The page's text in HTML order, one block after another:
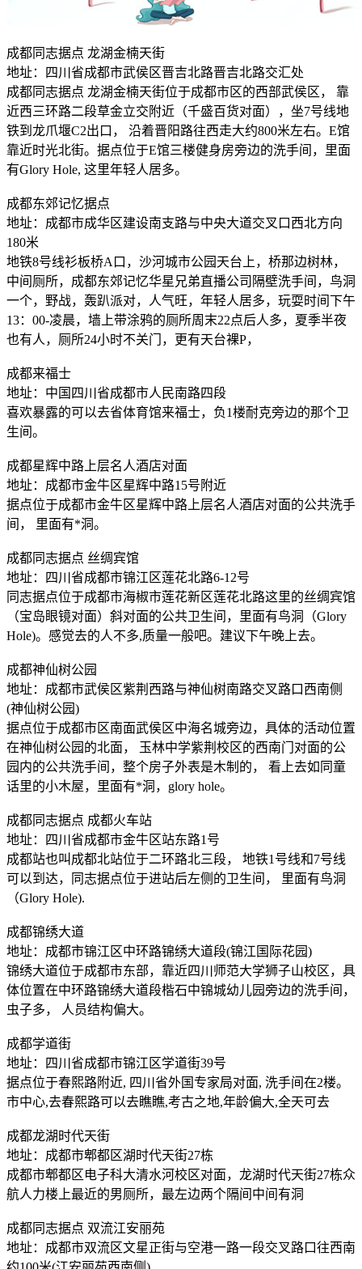
成都同志据点 龙湖金楠天街
地址：四川省成都市武侯区晋吉北路晋吉北路交汇处
成都同志据点 龙湖金楠天街位于成都市区的西部武侯区， 靠
近西三环路二段草金立交附近（千盛百货对面），坐7号线地
铁到龙爪堰C2出口， 沿着晋阳路往西走大约800米左右。E馆
靠近时光北街。据点位于E馆三楼健身房旁边的洗手间，里面
有Glory Hole, 这里年轻人居多。
成都东郊记忆据点
地址：成都市成华区建设南支路与中央大道交叉口西北方向
180米
地铁8号线衫板桥A口，沙河城市公园天台上，桥那边树林，
中间厕所，成都东郊记忆华星兄弟直播公司隔壁洗手间，鸟洞
一个，野战，轰趴派对，人气旺，年轻人居多，玩耍时间下午
13：00-凌晨，墙上带涂鸦的厕所周末22点后人多，夏季半夜
也有人，厕所24小时不关门，更有天台裸P，
成都来福士
地址：中国四川省成都市人民南路四段
喜欢暴露的可以去省体育馆来福士，负1楼耐克旁边的那个卫
生间。
成都星辉中路上层名人酒店对面
地址：成都市金牛区星辉中路15号附近
据点位于成都市金牛区星辉中路上层名人酒店对面的公共洗手
间， 里面有*洞。
成都同志据点 丝绸宾馆
地址：四川省成都市锦江区莲花北路6-12号
同志据点位于成都市海椒市莲花新区莲花北路这里的丝绸宾馆
（宝岛眼镜对面）斜对面的公共卫生间，里面有鸟洞（Glory
Hole)。感觉去的人不多,质量一般吧。建议下午晚上去。
成都神仙树公园
地址：成都市武侯区紫荆西路与神仙树南路交叉路口西南侧
(神仙树公园)
据点位于成都市区南面武侯区中海名城旁边，具体的活动位置
在神仙树公园的北面， 玉林中学紫荆校区的西南门对面的公
园内的公共洗手间，整个房子外表是木制的， 看上去如同童
话里的小木屋，里面有*洞，glory hole。
成都同志据点 成都火车站
地址：四川省成都市金牛区站东路1号
成都站也叫成都北站位于二环路北三段， 地铁1号线和7号线
可以到达，同志据点位于进站后左侧的卫生间， 里面有鸟洞
（Glory Hole).
成都锦绣大道
地址：成都市锦江区中环路锦绣大道段(锦江国际花园)
锦绣大道位于成都市东部，靠近四川师范大学狮子山校区，具
体位置在中环路锦绣大道段楷石中锦城幼儿园旁边的洗手间，
虫子多， 人员结构偏大。
成都学道街
地址：四川省成都市锦江区学道街39号
据点位于春熙路附近, 四川省外国专家局对面, 洗手间在2楼。
市中心,去春熙路可以去瞧瞧,考古之地,年龄偏大,全天可去
成都龙湖时代天街
地址：成都市郫都区湖时代天街27栋
成都市郫都区电子科大清水河校区对面，龙湖时代天街27栋众
航人力楼上最近的男厕所，最左边两个隔间中间有洞
成都同志据点 双流江安丽苑
地址：成都市双流区文星正街与空港一路一段交叉路口往西南